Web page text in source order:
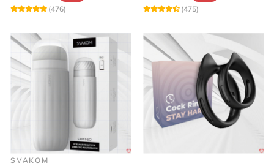
(476)
(475)
SVAKOM